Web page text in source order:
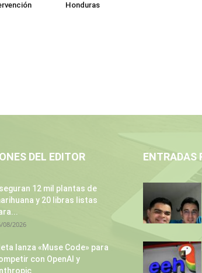
Honduras
DEL EDITOR
12 mil plantas de
y 20 libras listas
08/2026
lanza «Muse Code» para
con OpenAI y
ENTRADAS